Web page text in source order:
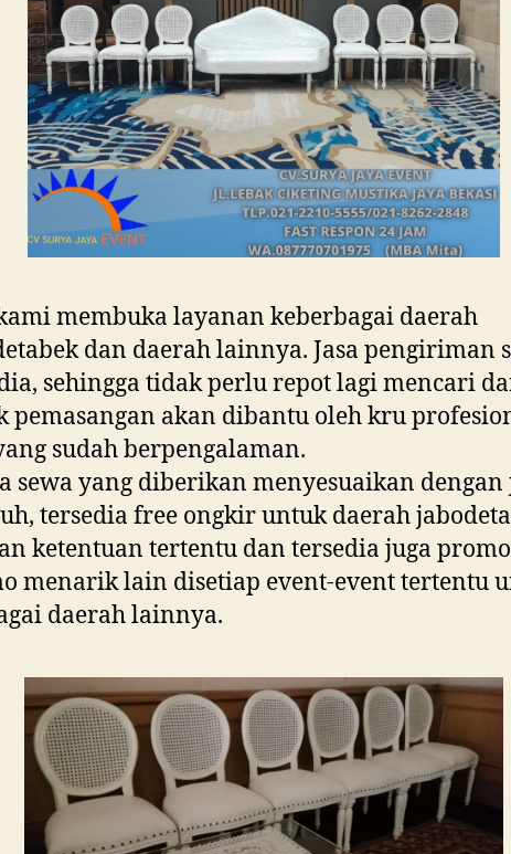
membuka layanan keberbagai daerah
dan daerah lainnya. Jasa pengiriman
sehingga tidak perlu repot lagi mencari
pemasangan akan dibantu oleh kru
sudah berpengalaman.
sewa yang diberikan menyesuaikan
tersedia free ongkir untuk daerah
ketentuan tertentu dan tersedia juga
menarik lain disetiap event-event tertentu
daerah lainnya.